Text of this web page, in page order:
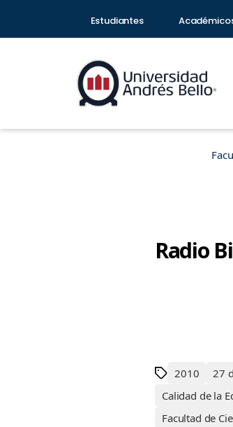
Estudiantes
Radio
2010 27
Calidad de la
Facultad de